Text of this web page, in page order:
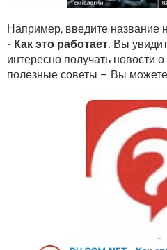
Например, введите название
- Как это работает. Вы
интересно получать новости
полезные советы – Вы можете